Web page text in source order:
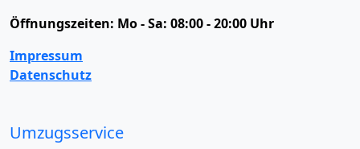
Öffnungszeiten: Mo - Sa: 08:00 - 20:00 Uhr
Impressum
Datenschutz
Umzugsservice